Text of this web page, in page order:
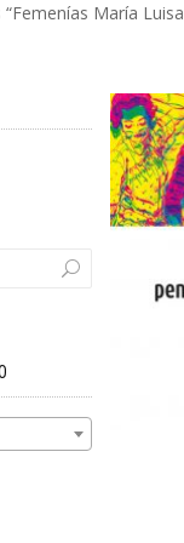
María